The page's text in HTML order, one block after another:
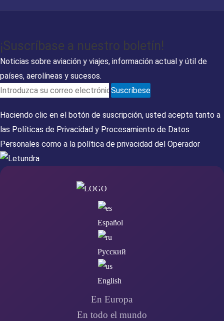
¡Suscríbase a nuestro boletín!
Noticias sobre aviación y viajes, información actual y útil de
países, aerolíneas y sucesos.
Suscríbese
Haciendo clic en el botón de suscripción, usted acepta tanto a
las Políticas de Privacidad y Procesamiento de Datos
Personales como a la política de privacidad del Operador
En Europa
En todo el mundo
Español
Русский
English